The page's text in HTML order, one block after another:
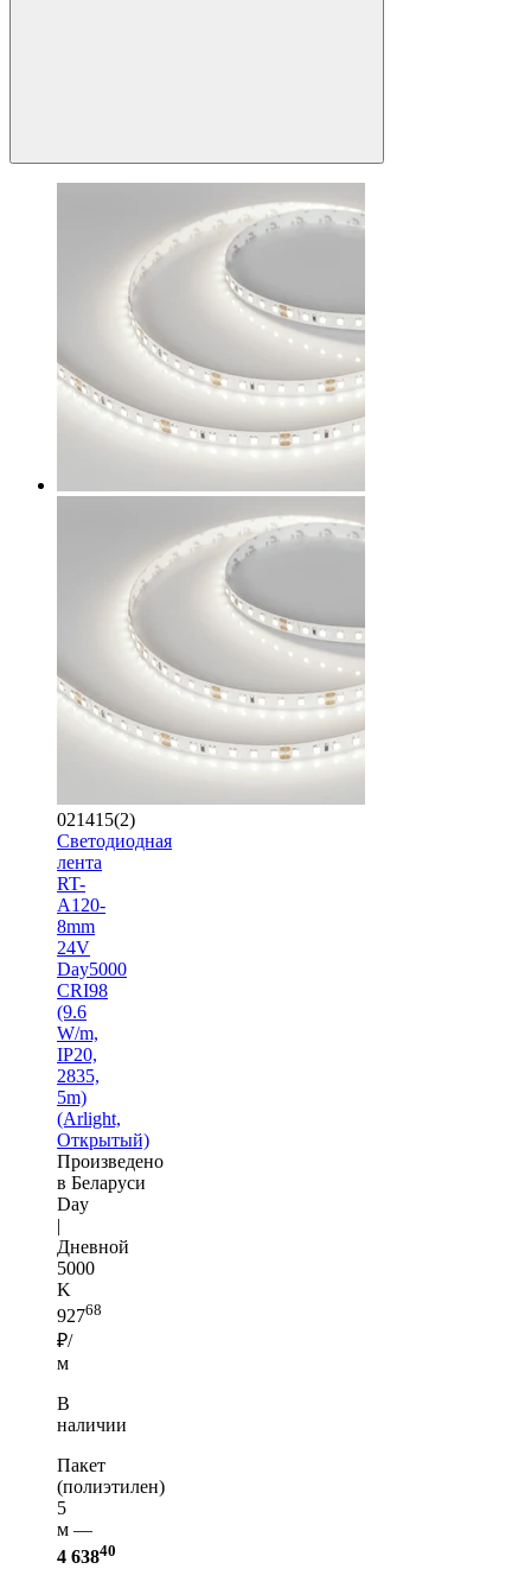
021415(2)
Светодиодная
лента
RT-
A120-
8mm
24V
Day5000
CRI98
(9.6
W/m,
IP20,
2835,
5m)
(Arlight,
Открытый)
Произведено
в Беларуси
Day
|
Дневной
5000
K
92768
₽/
м
В
наличии
Пакет
(полиэтилен)
5
м —
4 63840